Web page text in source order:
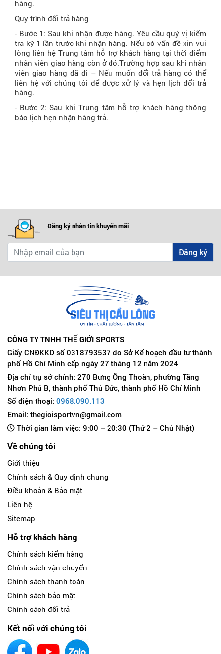
hàng.
Quy trình đổi trả hàng
- Bước 1: Sau khi nhận được hàng. Yêu cầu quý vị kiểm
tra kỹ 1 lần trước khi nhận hàng. Nếu có vấn đề xin vui
lòng liên hệ Trung tâm hỗ trợ khách hàng tại thời điểm
nhân viên giao hàng còn ở đó.Trường hợp sau khi nhân
viên giao hàng đã đi – Nếu muốn đổi trả hàng có thể
liên hệ với chúng tôi để được xử lý và hẹn lịch đổi trả
hàng.
- Bước 2: Sau khi Trung tâm hỗ trợ khách hàng thông
báo lịch hẹn nhận hàng trả.
Đăng ký nhận tin khuyến mãi
Đăng ký
CÔNG TY TNHH THẾ GIỚI SPORTS
Giấy CNĐKKD số 0318793537 do Sở Kế hoạch đầu tư thành
phố Hồ Chí Minh cấp ngày 27 tháng 12 năm 2024
Địa chỉ trụ sở chính: 270 Bưng Ông Thoàn, phường Tăng
Nhơn Phú B, thành phố Thủ Đức, thành phố Hồ Chí Minh
Số điện thoại: 0968.090.113
Email: thegioisportvn@gmail.com
Thời gian làm việc: 9:00 – 20:30 (Thứ 2 – Chủ Nhật)
Về chúng tôi
Giới thiệu
Chính sách & Quy định chung
Điều khoản & Bảo mật
Liên hệ
Sitemap
Hỗ trợ khách hàng
Chính sách kiểm hàng
Chính sách vận chuyển
Chính sách thanh toán
Chính sách bảo mật
Chính sách đổi trả
Kết nối với chúng tôi